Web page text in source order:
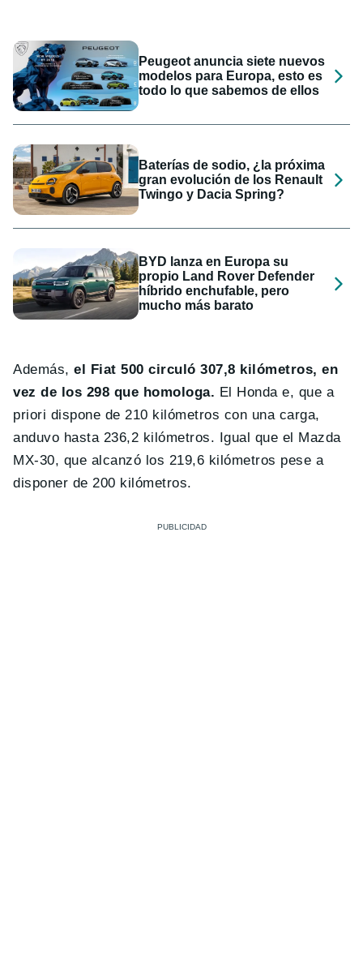
Peugeot anuncia siete nuevos
modelos para Europa, esto es
todo lo que sabemos de ellos
Baterías de sodio, ¿la próxima
gran evolución de los Renault
Twingo y Dacia Spring?
BYD lanza en Europa su
propio Land Rover Defender
híbrido enchufable, pero
mucho más barato
Además,el Fiat 500 circuló 307,8 kilómetros, en
vez de los 298 que homologa. El Honda e, que a
priori dispone de 210 kilómetros con una carga,
anduvo hasta 236,2 kilómetros. Igual que el Mazda
MX-30, que alcanzó los 219,6 kilómetros pese a
disponer de 200 kilómetros.